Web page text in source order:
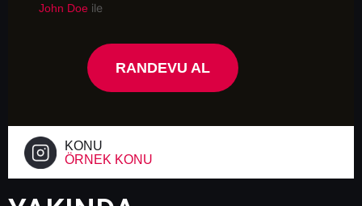
John Doe ile
RANDEVU AL
KONU
ÖRNEK KONU